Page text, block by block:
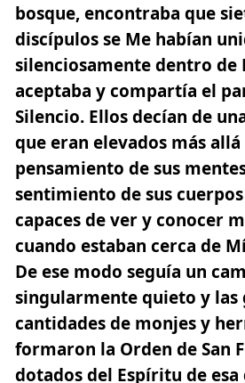
bosque, encontraba que
discípulos se Me habían
silenciosamente dentro de
aceptaba y compartía el
Silencio. Ellos decían de
que eran elevados más allá
pensamiento de sus
sentimiento de sus cuerpos
capaces de ver y conocer
cuando estaban cerca de
De ese modo seguía un
singularmente quieto y las
cantidades de monjes y
formaron la Orden de San
dotados del Espíritu de